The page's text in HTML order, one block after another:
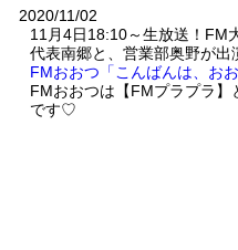
2020/11/02
11月4日18:10～生放送！FM
代表南郷と、営業部奥野が
FMおおつ「こんばんは、お
FMおおつは【FMプラプラ
です♡